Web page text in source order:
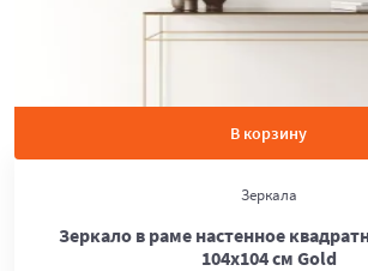
В корзину
Зеркала
Зеркало в раме настенное
104х104 см Gold